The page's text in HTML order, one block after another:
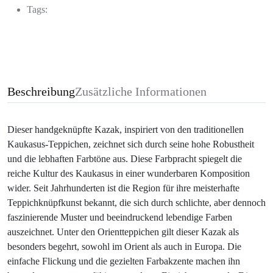
Tags:
BeschreibungZusätzliche Informationen
Dieser handgeknüpfte Kazak, inspiriert von den traditionellen
Kaukasus-Teppichen, zeichnet sich durch seine hohe Robustheit
und die lebhaften Farbtöne aus. Diese Farbpracht spiegelt die
reiche Kultur des Kaukasus in einer wunderbaren Komposition
wider. Seit Jahrhunderten ist die Region für ihre meisterhafte
Teppichknüpfkunst bekannt, die sich durch schlichte, aber dennoch
faszinierende Muster und beeindruckend lebendige Farben
auszeichnet. Unter den Orientteppichen gilt dieser Kazak als
besonders begehrt, sowohl im Orient als auch in Europa. Die
einfache Flickung und die gezielten Farbakzente machen ihn